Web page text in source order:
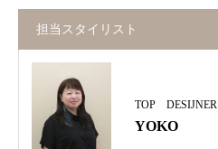
担当スタイリスト
TOP DESIJNER
YOKO